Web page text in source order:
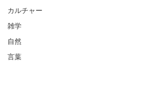
カルチャー
雑学
自然
言葉